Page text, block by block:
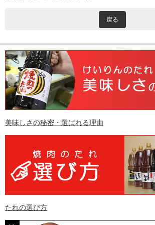
戻る
美味しさの秘密・選ばれる理由
たれの選び方